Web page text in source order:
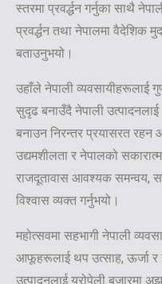
स्तरमा प्रवर्द्धन गर्नुका साथै
प्रवर्द्धन तथा नेपालमा वैदेशिक
बताउनुभयो।
उहाँले नेपाली व्यवसायीहरूलाई
सुदृढ बनाउँदै नेपाली उत्पादनलाई
बनाउन निरन्तर प्रयासरत रहन
उद्यमशीलता र नेपालको
राजदूतावास आवश्यक समन्वय,
विश्वास व्यक्त गर्नुभयो।
महोत्सवमा सहभागी नेपाली
आफूहरूलाई थप उत्साह, ऊर्जा र
उत्पादनलाई युरोपेली बजारमा